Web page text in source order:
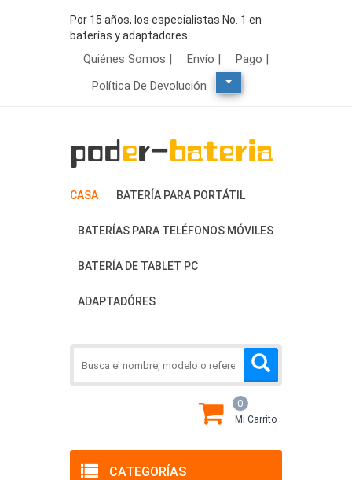
Por 15 años, los especialistas No. 1 en
baterías y adaptadores
Quiénes Somos | Envío |
Pago |
Política De Devolución
CASA BATERÍA PARA PORTÁTIL
BATERÍAS PARA TELÉFONOS MÓVILES
BATERÍA DE TABLET PC
ADAPTADÓRES
CATEGORÍAS
0
Mi Carrito